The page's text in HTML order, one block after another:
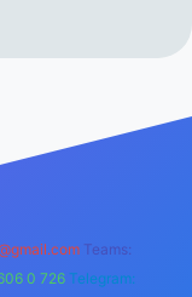
Teams:
0 726 Telegram: